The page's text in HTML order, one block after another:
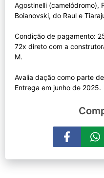
Agostinelli (camelódromo),
Boianovski, do Raul e
Condição de pagamento:
72x direto com a
M.
Avalia dação como parte